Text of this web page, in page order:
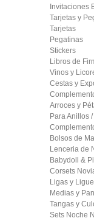
Invitaciones
Tarjetas y
Tarjetas
Pegatinas
Stickers
Libros de
Vinos y
Cestas y
Arroces y
Para Anillos
Bolsos de
Lenceria de
Babydoll &
Corsets
Ligas y
Medias y
Tangas y
Sets Noche